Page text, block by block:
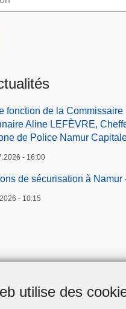
utilise des
fonction de la Commissaire
Aline LEFÈVRE,
de Police Namur
- 16:00
de sécurisation à Namur
- 10:15